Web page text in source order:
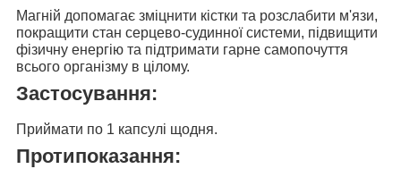
Магній допомагає зміцнити кістки та розслабити м'язи,
покращити стан серцево-судинної системи, підвищити
фізичну енергію та підтримати гарне самопочуття
всього організму в цілому.
Застосування:
Приймати по 1 капсулі щодня.
Протипоказання: